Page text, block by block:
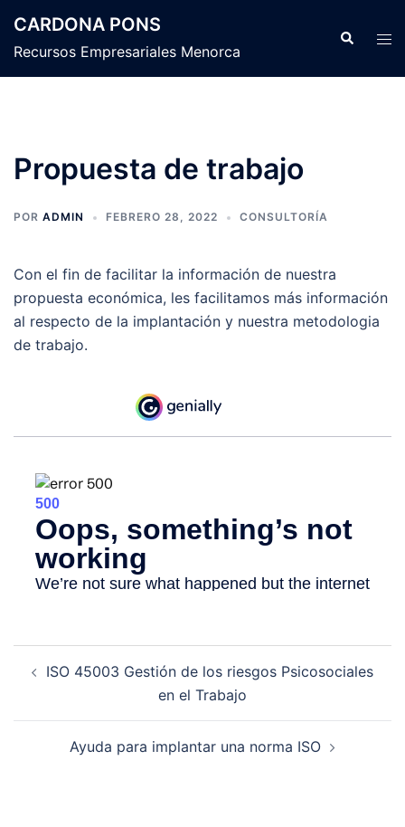
contenido
CARDONA PONS
Recursos Empresariales Menorca
Buscar
Propuesta de trabajo
POR ADMIN FEBRERO 28, 2022 CONSULTORÍA
Con el fin de facilitar la información de nuestra
propuesta económica, les facilitamos más información
al respecto de la implantación y nuestra metodologia
de trabajo.
de ISO 45003 Gestión de los riesgos Psicosociales
en el Trabajo
Ayuda para implantar una norma ISO